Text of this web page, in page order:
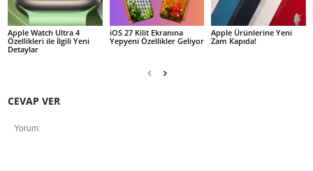
Apple Watch Ultra 4
Özellikleri ile İlgili Yeni
Detaylar
iOS 27 Kilit Ekranına
Yepyeni Özellikler Geliyor
Apple Ürünlerine Yeni
Zam Kapıda!
CEVAP VER